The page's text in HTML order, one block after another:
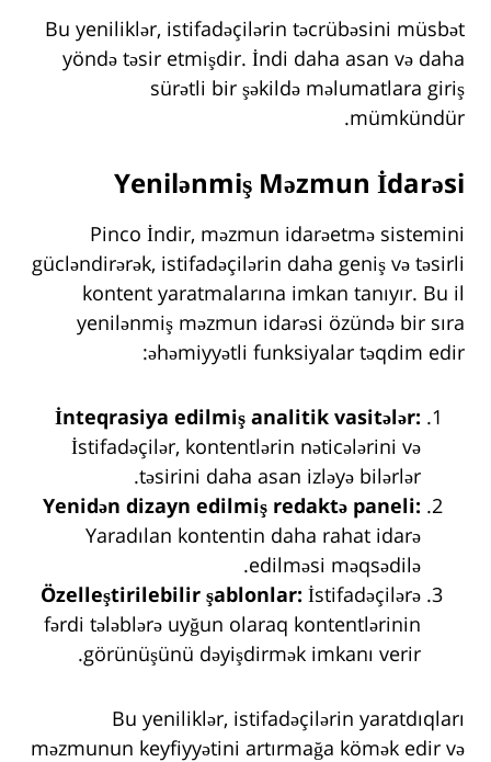
Bu yeniliklər, istifadəçilərin təcrübəsini müsbət
yöndə təsir etmişdir. İndi daha asan və daha
sürətli bir şəkildə məlumatlara giriş
mümkündür.
Yenilənmiş Məzmun İdarəsi
Pinco İndir, məzmun idarəetmə sistemini
gücləndirərək, istifadəçilərin daha geniş və təsirli
kontent yaratmalarına imkan tanıyır. Bu il
yenilənmiş məzmun idarəsi özündə bir sıra
əhəmiyyətli funksiyalar təqdim edir:
İnteqrasiya edilmiş analitik vasitələr:
İstifadəçilər, kontentlərin nəticələrini və
təsirini daha asan izləyə bilərlər.
Yenidən dizayn edilmiş redaktə paneli:
Yaradılan kontentin daha rahat idarə
edilməsi məqsədilə.
Özelleştirilebilir şablonlar: İstifadəçilərə
fərdi tələblərə uyğun olaraq kontentlərinin
görünüşünü dəyişdirmək imkanı verir.
Bu yeniliklər, istifadəçilərin yaratdıqları
məzmunun keyfiyyətini artırmağa kömək edir və